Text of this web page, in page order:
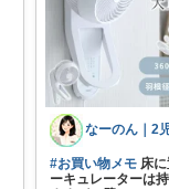
#お買い物メモ 床
ーキュレーターは